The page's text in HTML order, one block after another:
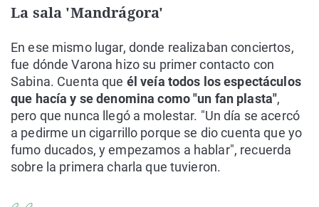
La sala 'Mandrágora'
En ese mismo lugar, donde realizaban conciertos,
fue dónde Varona hizo su primer contacto con
Sabina. Cuenta que él veía todos los espectáculos
que hacía y se denomina como "un fan plasta",
pero que nunca llegó a molestar. "Un día se acercó
a pedirme un cigarrillo porque se dio cuenta que yo
fumo ducados, y empezamos a hablar", recuerda
sobre la primera charla que tuvieron.